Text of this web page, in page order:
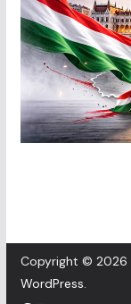
Copyright © 2026
WordPress.